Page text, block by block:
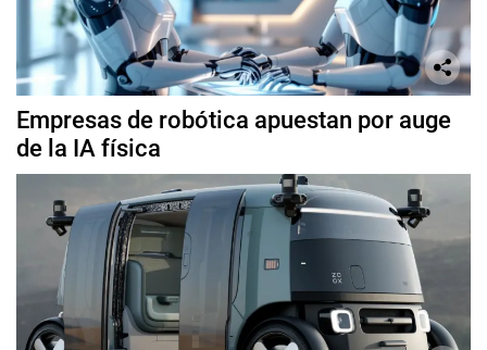
Empresas de robótica apuestan por auge
de la IA física